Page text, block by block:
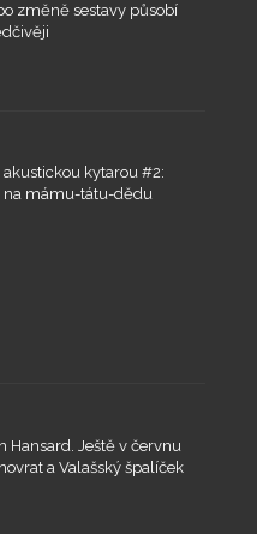
změně sestavy působí
akustickou kytarou #2:
na mámu-tátu-dědu
Hansard. Ještě v červnu
a Valašský špalíček